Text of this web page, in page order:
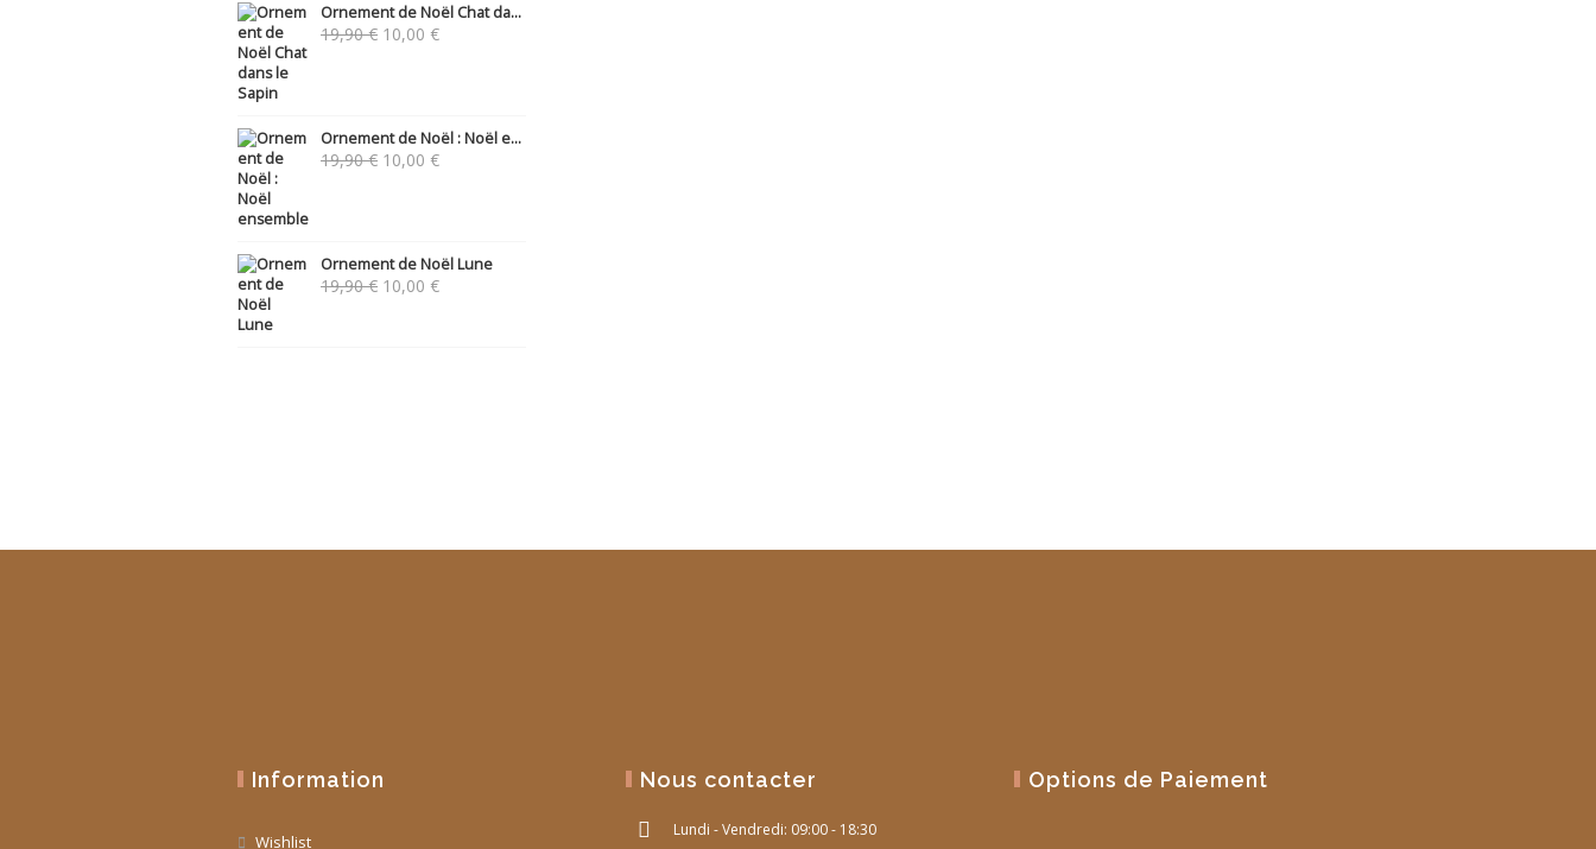
Ornement de Noël Chat da...
19,90€ Le
10,00 €Le
Ornement de Noël : Noël e...
19,90€ Le
10,00 €Le
Ornement de Noël Lune
19,90€ Le
10,00 €Le
Information
Wishlist
Nous contacter
Lundi - Vendredi: 09:00 - 18:30
Options de Paiement